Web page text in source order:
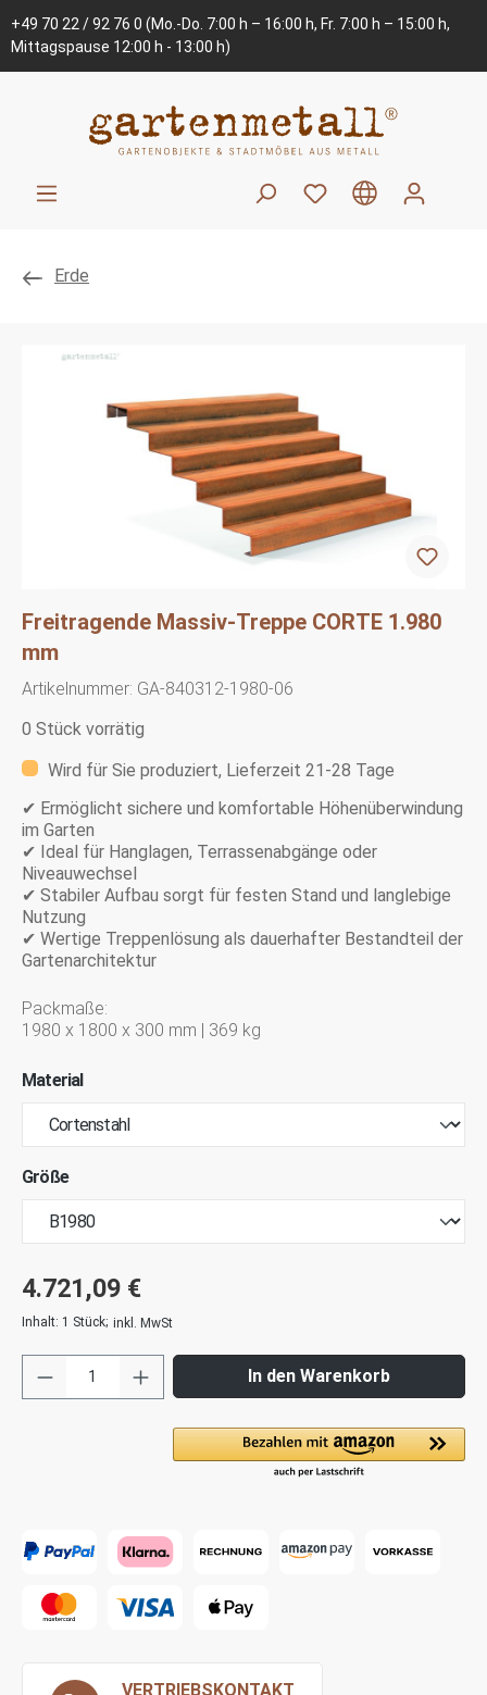
+49 70 22 / 92 76 0 (Mo.-Do. 7:00 h – 16:00 h, Fr. 7:00 h – 15:00 h,
Mittagspause 12:00 h - 13:00 h)
Erde
Freitragende Massiv-Treppe CORTE 1.980
mm
Artikelnummer: GA-840312-1980-06
0 Stück vorrätig
Wird für Sie produziert, Lieferzeit 21-28 Tage
✔ Ermöglicht sichere und komfortable Höhenüberwindung
im Garten
✔ Ideal für Hanglagen, Terrassenabgänge oder
Niveauwechsel
✔ Stabiler Aufbau sorgt für festen Stand und langlebige
Nutzung
✔ Wertige Treppenlösung als dauerhafter Bestandteil der
Gartenarchitektur
Packmaße:
1980 x 1800 x 300 mm | 369 kg
Material
Größe
4.721,09 €
Inhalt: 1 Stück; inkl. MwSt
In den Warenkorb
VERTRIEBSKONTAKT